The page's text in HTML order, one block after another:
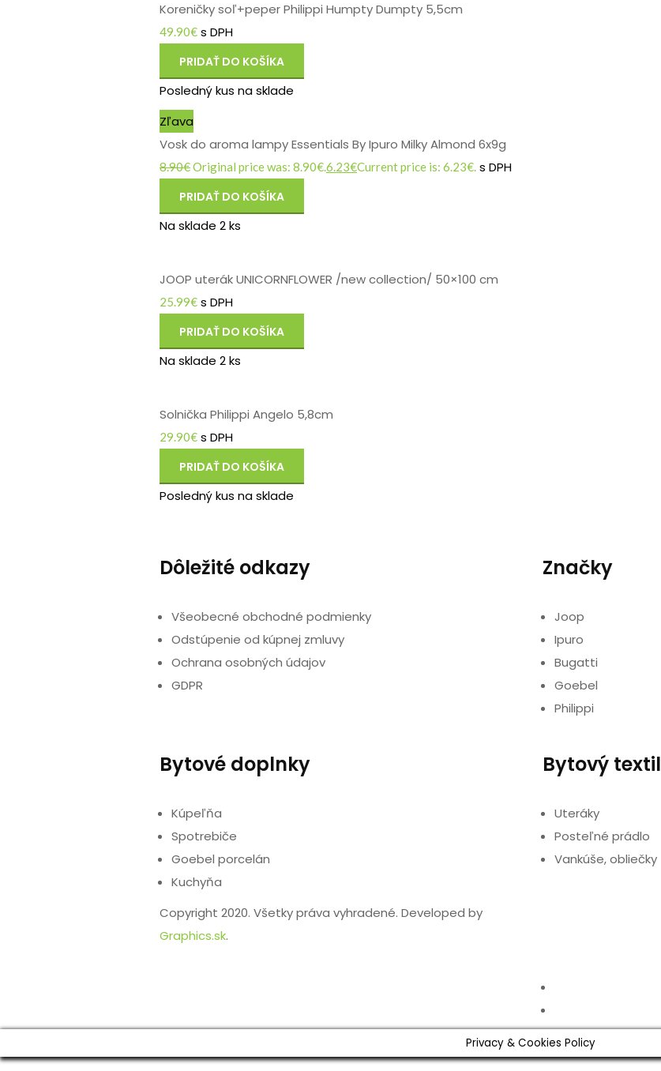
Koreničky soľ+peper Philippi Humpty Dumpty 5,5cm
49.90€ s DPH
PRIDAŤ DO KOŠÍKA
Posledný kus na sklade
Zľava
Vosk do aroma lampy Essentials By Ipuro Milky Almond 6x9g
8.90€Original price was: 8.90€.6.23€Current price is: 6.23€. s DPH
PRIDAŤ DO KOŠÍKA
Na sklade 2 ks
JOOP uterák UNICORNFLOWER /new collection/ 50×100 cm
25.99€ s DPH
PRIDAŤ DO KOŠÍKA
Na sklade 2 ks
Solnička Philippi Angelo 5,8cm
29.90€ s DPH
PRIDAŤ DO KOŠÍKA
Posledný kus na sklade
Dôležité odkazy
Všeobecné obchodné podmienky
Odstúpenie od kúpnej zmluvy
Ochrana osobných údajov
GDPR
Značky
Joop
Ipuro
Bugatti
Goebel
Philippi
Bytové doplnky
Kúpeľňa
Spotrebiče
Goebel porcelán
Kuchyňa
Bytový textil
Uteráky
Posteľné prádlo
Vankúše, obliečky
Copyright 2020. Všetky práva vyhradené. Developed by
Graphics.sk.
Privacy & Cookies Policy